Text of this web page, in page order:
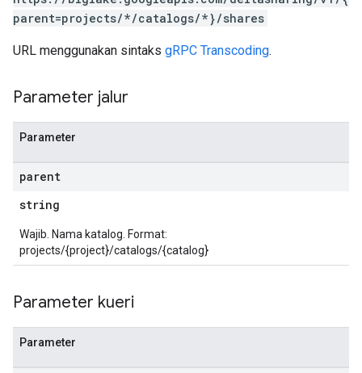
parent=projects/*/catalogs/*}/shares
URL menggunakan sintaks gRPC Transcoding.
Parameter jalur
Parameter
parent
string
Wajib. Nama katalog. Format:
projects/{project}/catalogs/{catalog}
Parameter kueri
Parameter